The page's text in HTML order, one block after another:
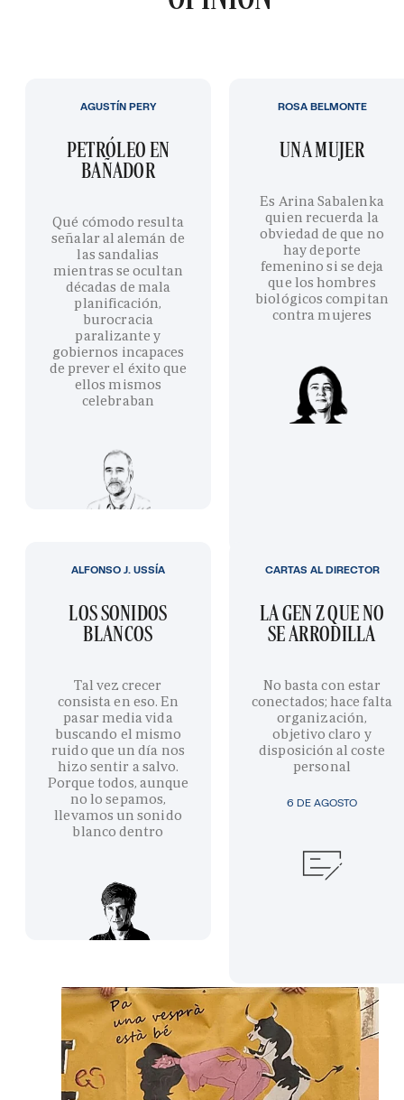
PETRÓLEO EN
BAÑADOR
Qué cómodo resulta
señalar al alemán de
las sandalias
mientras se ocultan
décadas de mala
planificación,
burocracia
paralizante y
gobiernos incapaces
de prever el éxito que
ellos mismos
celebraban
AGUSTÍN PERY
UNA MUJER
Es Arina Sabalenka
quien recuerda la
obviedad de que no
hay deporte
femenino si se deja
que los hombres
biológicos compitan
contra mujeres
ROSA BELMONTE
LOS SONIDOS
BLANCOS
Tal vez crecer
consista en eso. En
pasar media vida
buscando el mismo
ruido que un día nos
hizo sentir a salvo.
Porque todos, aunque
no lo sepamos,
llevamos un sonido
blanco dentro
ALFONSO J. USSÍA
6 DE AGOSTO
LA GEN Z QUE NO
SE ARRODILLA
No basta con estar
conectados; hace falta
organización,
objetivo claro y
disposición al coste
personal
CARTAS AL DIRECTOR